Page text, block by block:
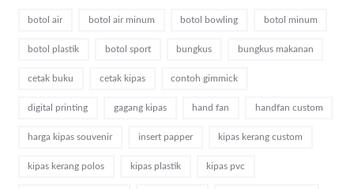
botol air botol air minum botol bowling botol minum
botol plastik botol sport bungkus bungkus makanan
cetak buku cetak kipas contoh gimmick
digital printing gagang kipas hand fan handfan custom
harga kipas souvenir insert papper kipas kerang custom
kipas kerang polos kipas plastik kipas pvc